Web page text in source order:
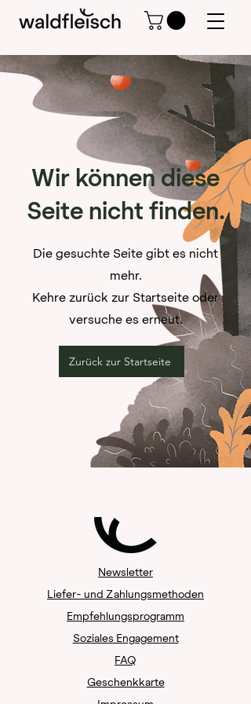
Wir können diese
Seite nicht finden.
Die gesuchte Seite gibt es nicht
mehr.
Kehre zurück zur Startseite oder
versuche es erneut.
Zurück zur Startseite
Newsletter
Liefer- und Zahlungsmethoden
Empfehlungsprogramm
Soziales Engagement
FAQ
Geschenkkarte